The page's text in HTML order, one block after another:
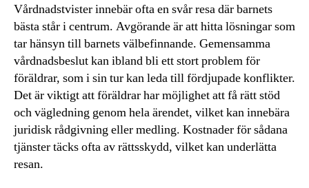
Vårdnadstvister innebär ofta en svår resa där barnets
bästa står i centrum. Avgörande är att hitta lösningar som
tar hänsyn till barnets välbefinnande. Gemensamma
vårdnadsbeslut kan ibland bli ett stort problem för
föräldrar, som i sin tur kan leda till fördjupade konflikter.
Det är viktigt att föräldrar har möjlighet att få rätt stöd
och vägledning genom hela ärendet, vilket kan innebära
juridisk rådgivning eller medling. Kostnader för sådana
tjänster täcks ofta av rättsskydd, vilket kan underlätta
resan.